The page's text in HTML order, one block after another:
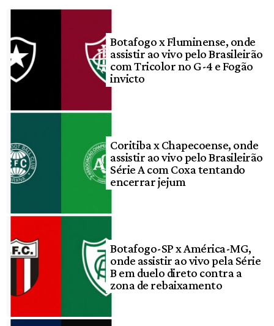
Botafogo x Fluminense, onde
assistir ao vivo pelo Brasileirão
com Tricolor no G-4 e Fogão
invicto
Coritiba x Chapecoense, onde
assistir ao vivo pelo Brasileirão
Série A com Coxa tentando
encerrar jejum
Botafogo-SP x América-MG,
onde assistir ao vivo pela Série
B em duelo direto contra a
zona de rebaixamento